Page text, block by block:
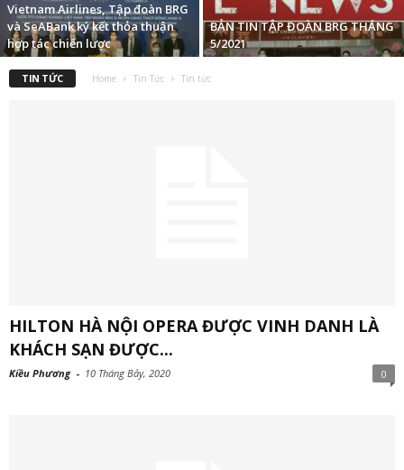
Vietnam Airlines, Tập đoàn BRG
và SeABank ký kết thỏa thuận
hợp tác chiến lược
BẢN TIN TẬP ĐOÀN BRG THÁNG
5/2021
TIN TỨC Home Tin Tức Tin tức
HILTON HÀ NỘI OPERA ĐƯỢC VINH DANH LÀ
KHÁCH SẠN ĐƯỢC...
Kiều Phương - 10 Tháng Bảy, 2020 0